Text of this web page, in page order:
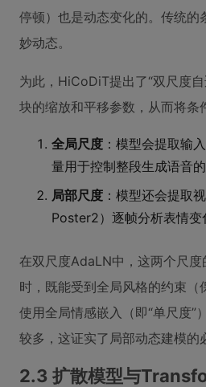
停顿）也是动态变化的。传统的
妙动态。
为此，HiCoDiT提出了“双尺度
块的缩放和平移参数，从而将条
全局尺度 ：模型会提取输
量用于控制整段生成语音
局部尺度 ：模型还会提取
Poster2）逐帧分析表情
在双尺度AdaLN中，这两个尺
时，既能受到全局风格的约束
使用全局情感嵌入（即“单尺度
较多，这证实了局部动态建模的
2.3 扩散模型与